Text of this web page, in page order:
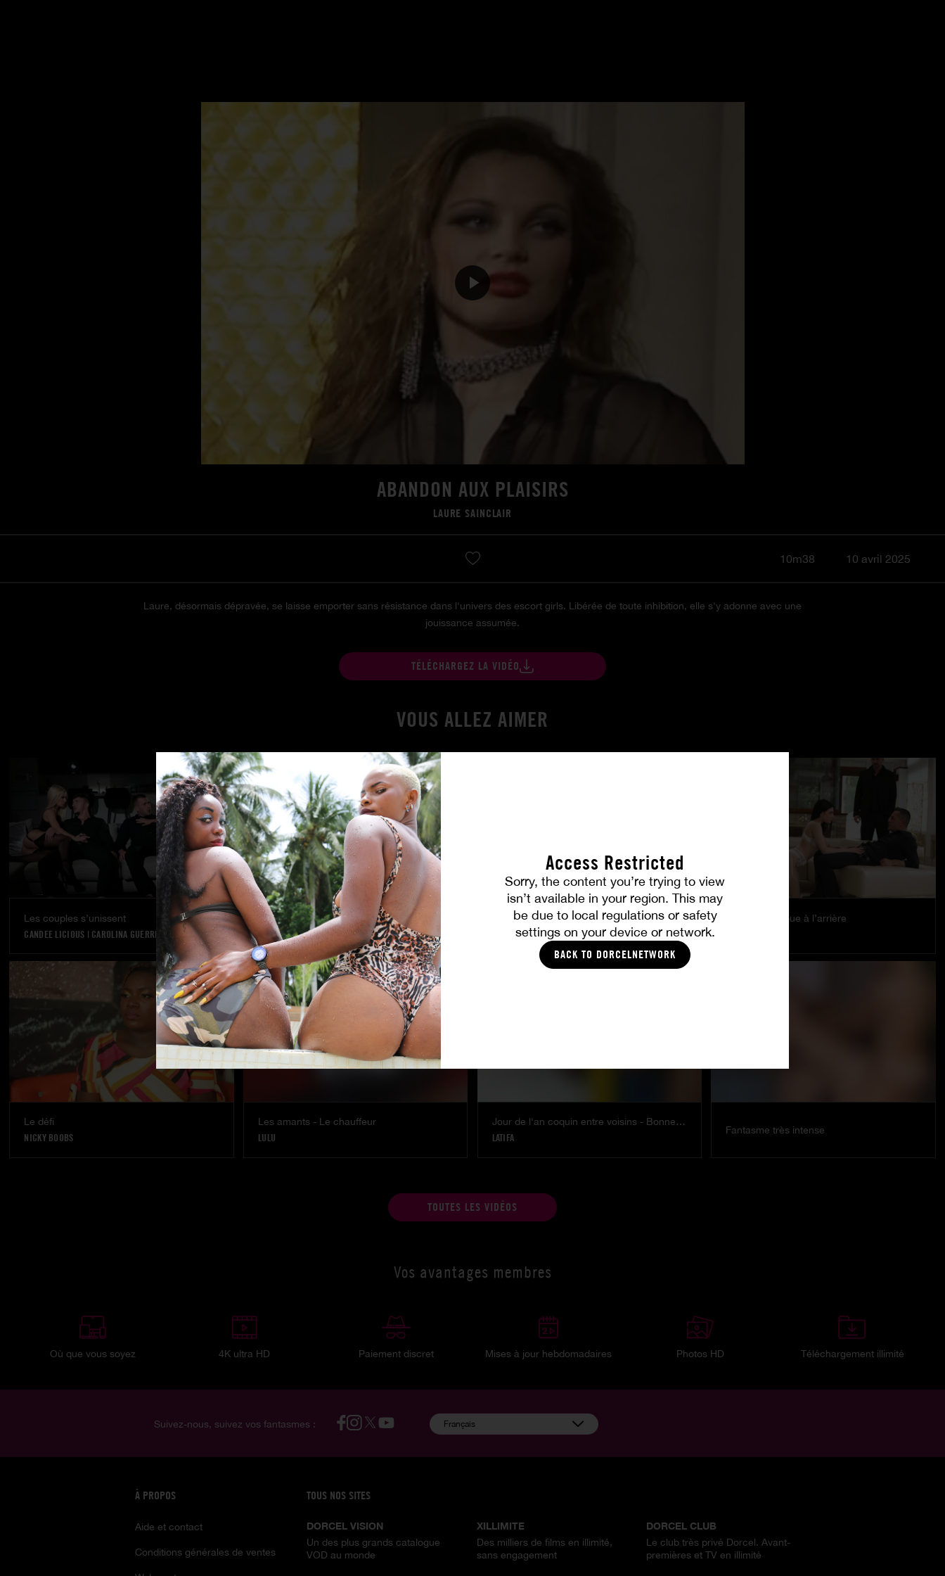
Access Restricted
Sorry, the content you’re trying to view
isn’t available in your region. This may
be due to local regulations or safety
settings on your device or network.
BACK TO DORCELNETWORK
ABANDON AUX PLAISIRS
LAURE SAINCLAIR
10m38 10 avril 2025
Laure, désormais dépravée, se laisse emporter sans résistance dans l'univers des escort girls. Libérée de toute inhibition, elle s'y adonne avec une
jouissance assumée.
TÉLÉCHARGEZ LA VIDÉO
VOUS ALLEZ AIMER
Les couples s’unissent
CANDEE LICIOUS | CAROLINA GUERRERO
Rêve réalisé
VANNA BARDOT
Amitié brûlante
MILENA RAY|MATTY MILA PEREZ
Le plaisir se joue à l’arrière
Le défi
NICKY BOOBS
Les amants - Le chauffeur
LULU
Jour de l'an coquin entre voisins - Bonne année
LATIFA
Fantasme très intense
TOUTES LES VIDÉOS
Vos avantages membres
Où que vous soyez 4K ultra HD Paiement discret Mises à jour hebdomadaires Photos HD Téléchargement illimité
Suivez-nous, suivez vos fantasmes : Français
À PROPOS
Aide et contact
Conditions générales de ventes
TOUS NOS SITES
DORCEL VISION
Un des plus grands catalogue
VOD au monde
XILLIMITE
Des milliers de films en illimité,
sans engagement
DORCEL CLUB
Le club très privé Dorcel. Avant-
premières et TV en illimité